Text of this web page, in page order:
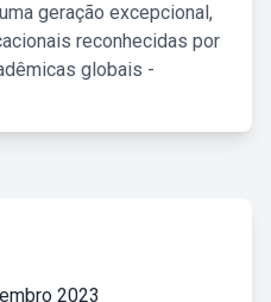
geração excepcional,
reconhecidas por
globais -
2023